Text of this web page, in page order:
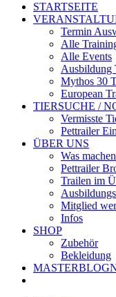
STARTSEITE
Termin
Alle
Alle Events
Ausbildung
Mythos 30
European
TIERSUCHE /
Vermisste
Pettrailer
ÜBER UNS
Was
Pettrailer
Trailen im
Mitglied
Infos
SHOP
Zubehör
Bekleidung
MASTERBLOG